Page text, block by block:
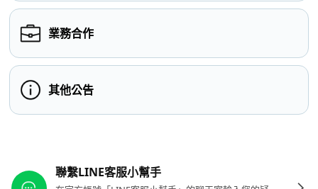
業務合作
其他公告
聯繫LINE客服小幫手